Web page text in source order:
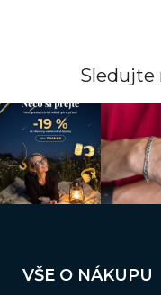
Sledujte
pVŠE O NÁKUPU